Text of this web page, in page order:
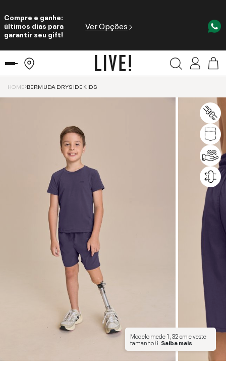
Compre e ganhe:
últimos dias para
garantir seu gift!
Ver Opções
HOME BERMUDA DRYSIDE KIDS
Modelo mede1,32 cme veste
tamanho8 Saiba mais